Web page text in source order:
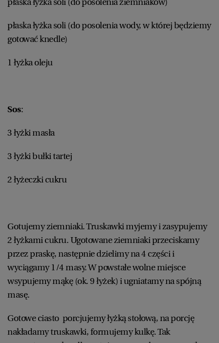
płaska łyżka soli (do posolenia wody, w której będziemy
gotować knedle)
1 łyżka oleju
Sos:
3 łyżki masła
3 łyżki bułki tartej
2 łyżeczki cukru
Gotujemy ziemniaki. Truskawki myjemy i zasypujemy
2 łyżkami cukru. Ugotowane ziemniaki przeciskamy
przez praskę, następnie dzielimy na 4 części i
wyciągamy 1/4 masy. W powstałe wolne miejsce
wsypujemy mąkę (ok. 9 łyżek) i ugniatamy na spójną
masę.
Gotowe ciasto porcjujemy łyżką stołową, na porcję
nakładamy truskawki, formujemy kulkę. Tak